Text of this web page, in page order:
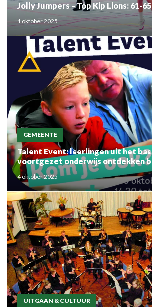
Jolly Jumpers – Top Kip Lions: 61-65
1 oktober 2025
GEMEENTE
Talent Event: leerlingen uit het
voortgezet onderwijs ontdekken
de regio
4 oktober 2025
UITGAAN & CULTUUR